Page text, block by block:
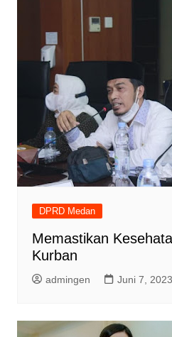
DPRD Medan
Memastikan
Kurban
admingen Juni 7, 2023